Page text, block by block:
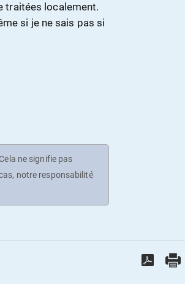
traitées localement.
si je ne sais pas si
ne signifie pas
notre responsabilité